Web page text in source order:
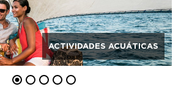
ACTIVIDADES ACUÁTICAS